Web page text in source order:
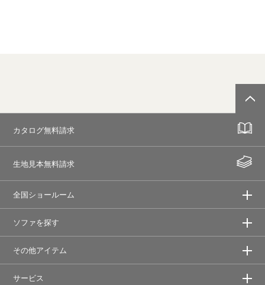
カタログ無料請求
生地見本無料請求
全国ショールーム
ソファを探す
その他アイテム
サービス